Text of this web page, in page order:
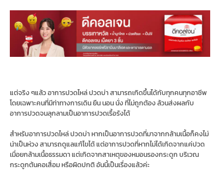
แต่จริง ๆแล้ว อาการปวดไหล่ ปวดบ่า สามารถเกิดขึ้นได้กับทุกคนทุกอาชีพ
โดยเฉพาะคนที่มีท่าทางการเดิน ยืน นอน นั่ง ที่ไม่ถูกต้อง ล้วนส่งผลกับ
อาการปวดจนลุกลามเป็นอาการปวดเรื้อรังได้
สำหรับอาการปวดไหล่ ปวดบ่า หากเป็นอาการปวดที่มาจากกล้ามเนื้อก็คงไม่
น่าเป็นห่วง สามารถดูแลแก้ไขได้ แต่อาการปวดที่หากไม่ได้เกิดจากแค่ปวด
เมื่อยกล้ามเนื้อธรรมดา แต่เกิดจากสาเหตุของหมอนรองกระดูก บริเวณ
กระดูกต้นคอเสื่อม หรือผิดปกติ อันนี้เป็นเรื่องแล้วค่ะ